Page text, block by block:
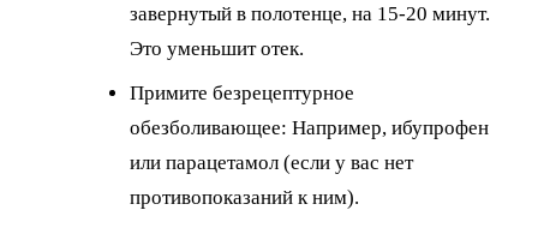
завернутый в полотенце, на 15-20 минут.
Это уменьшит отек.
Примите безрецептурное
обезболивающее: Например, ибупрофен
или парацетамол (если у вас нет
противопоказаний к ним).